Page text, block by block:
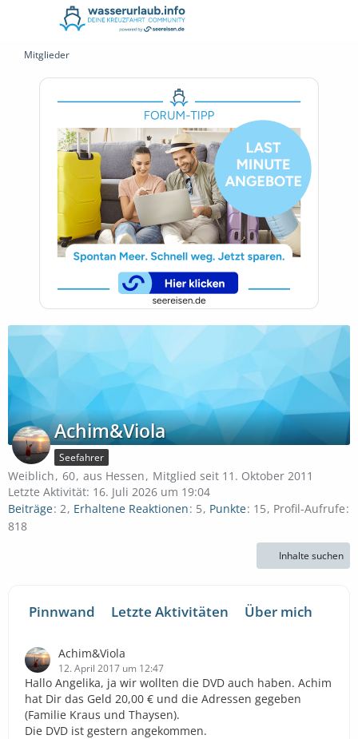
Mitglieder
Achim&Viola
Seefahrer
Weiblich 60 aus Hessen
Mitglied seit 11. Oktober 2011
Letzte Aktivität: 16. Juli 2026 um 19:04
Beiträge 2 Erhaltene Reaktionen 5 Punkte 15 Profil-Aufrufe
818
Inhalte suchen
Pinnwand Letzte Aktivitäten Über mich
Achim&Viola
12. April 2017 um 12:47
Hallo Angelika, ja wir wollten die DVD auch haben. Achim
hat Dir das Geld 20,00 € und die Adressen gegeben
(Familie Kraus und Thaysen).
Die DVD ist gestern angekommen.